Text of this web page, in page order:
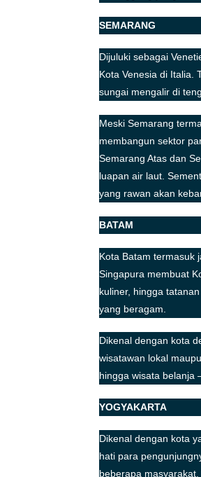
SEMARANG
Dijuluki sebagai
Kota Venesia di Italia.
sungai mengalir di
Meski Semarang
membangun sektor
Semarang Atas dan
luapan air laut.
yang rawan akan
BATAM
Kota Batam termasuk
Singapura membuat
kuliner, hingga
yang beragam.
Dikenal dengan kota
wisatawan lokal
hingga wisata belanja
YOGYAKARTA
Dikenal dengan kota
hati para
beberapa